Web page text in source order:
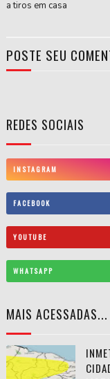
a tiros em casa
POSTE SEU
REDES SOCIAIS
INSTAGRAM
FACEBOOK
YOUTUBE
WHATSAPP
MAIS ACESSADAS...